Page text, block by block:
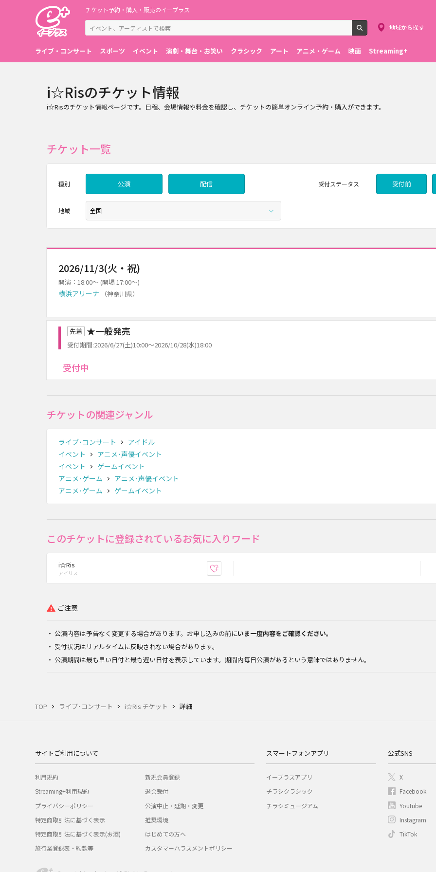
チケット予約・購入・販売のイープラス
検索
地域から探す
ライブ・コンサート スポーツ イベント 演劇・舞台・お笑い クラシック アート アニメ・ゲーム 映画 Streaming+
TOP ライブ･コンサート i☆Ris チケット 詳細
i☆Risのチケット情報
i☆Risのチケット情報ページです。日程、会場情報や料金を確認し、チケットの簡単オンライン予約・購入ができます。
チケット一覧
種別 公演 配信 受付ステータス 受付前
地域
2026/11/3(火・祝)
開演：18:00～ (開場 17:00～)
横浜アリーナ （神奈川県）
先着 ★一般発売
受付期間:2026/6/27(土)10:00～2026/10/28(水)18:00
受付中
チケットの関連ジャンル
ライブ･コンサート
アイドル
イベント
アニメ･声優イベント
イベント
ゲームイベント
アニメ･ゲーム
アニメ･声優イベント
アニメ･ゲーム
ゲームイベント
このチケットに登録されているお気に入りワード
i☆Ris
アイリス
ご注意
公演内容は予告なく変更する場合があります。お申し込みの前にいま一度内容をご確認ください。
受付状況はリアルタイムに反映されない場合があります。
公演期間は最も早い日付と最も遅い日付を表示しています。期間内毎日公演があるという意味ではありません。
サイトご利用について
利用規約
Streaming+利用規約
プライバシーポリシー
特定商取引法に基づく表示
特定商取引法に基づく表示(お酒)
旅行業登録表・約款等
新規会員登録
退会受付
公演中止・延期・変更
推奨環境
はじめての方へ
カスタマーハラスメントポリシー
スマートフォンアプリ
イープラスアプリ
チラシクラシック
チラシミュージアム
公式SNS
X
Facebook
Youtube
Instagram
TikTok